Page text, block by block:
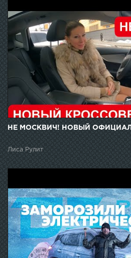
НЕ МОСКВИЧ! НОВЫЙ
Лиса Рулит